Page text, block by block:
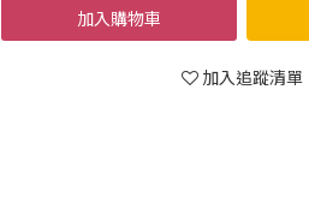
加入購物車
加入追蹤清單